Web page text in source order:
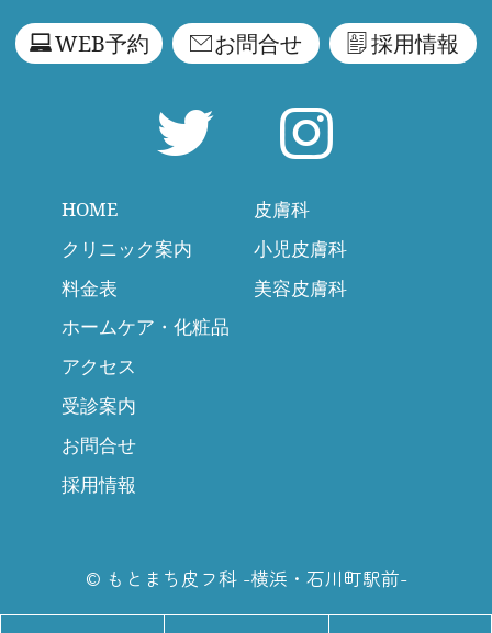
WEB予約 お問合せ 採用情報
HOME
クリニック案内
料金表
ホームケア・化粧品
アクセス
受診案内
お問合せ
採用情報
皮膚科
小児皮膚科
美容皮膚科
© もとまち皮フ科 -横浜・石川町駅前-